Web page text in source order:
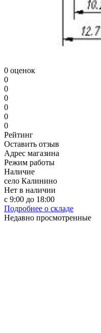
0 оценок
0
0
0
0
0
0
Рейтинг
Оставить отзыв
Адрес магазина
Режим работы
Наличие
село Калинино
Нет в наличии
с 9:00 до 18:00
Подробнее о складе
Недавно просмотренные